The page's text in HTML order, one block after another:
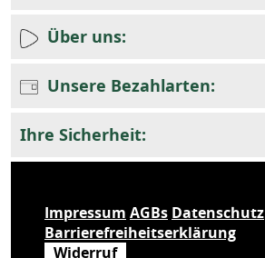
Über uns:
Unsere Bezahlarten:
Ihre Sicherheit:
Impressum AGBs Datenschutz
Barrierefreiheitserklärung
Widerruf